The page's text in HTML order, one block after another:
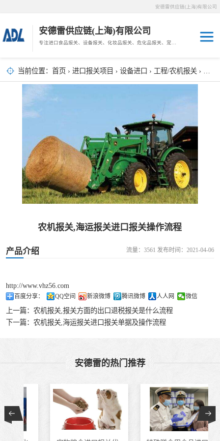
安德雷供应链(上海)有限公司
安德雷供应链(上海)有限公司
当前位置： 首页 › 进口报关项目 › 设备进口 › 工程/农机报关 › 农机报关,海运报关进口报关操作流程
农机报关,海运报关进口报关操作流程
产品介绍 流量：3561 发布时间：2021-04-06
http://www.vhz56.com
百度分享： QQ空间 新浪微博 腾讯微博 人人网 微信
上一篇： 农机报关,报关方面的出口退税报关是什么流程
下一篇： 农机报关,海运报关进口报关单据及操作流程
安德雷的热门推荐
其他报关
海鲜进口
冷冻肉进口
进口手续
宠物粮进口
危化品进口
木材报关
汽车/游艇报关